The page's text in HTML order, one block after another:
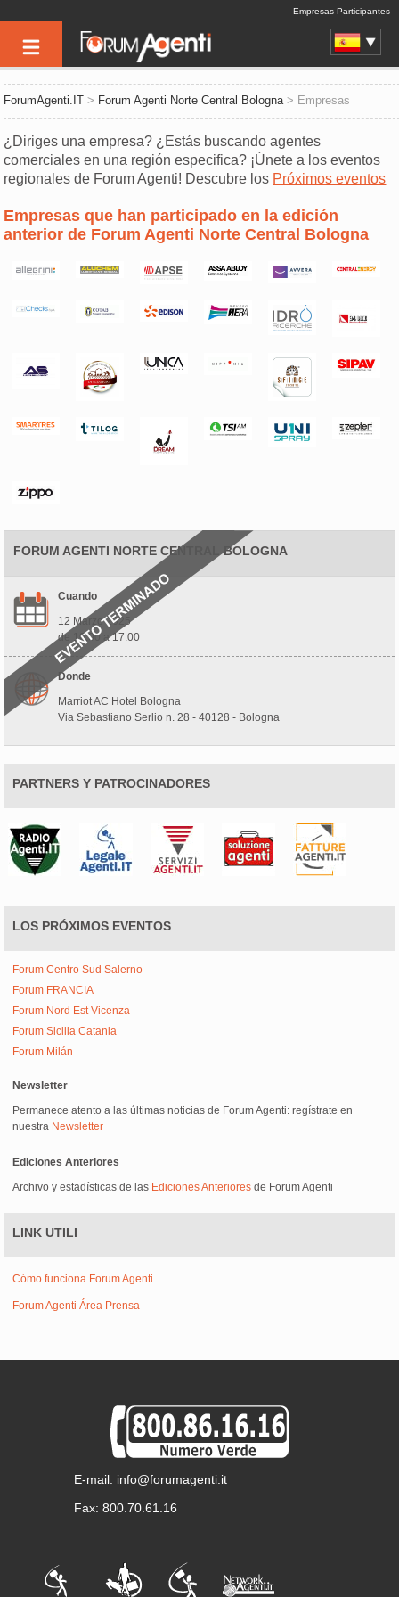
Empresas Participantes
ForumAgenti.IT > Forum Agenti Norte Central Bologna> Empresas
¿Diriges una empresa? ¿Estás buscando agentes
comerciales en una región especifica? ¡Únete a los eventos
regionales de Forum Agenti! Descubre los Próximos eventos
Empresas que han participado en la edición
anterior de Forum Agenti Norte Central Bologna
FORUM AGENTI NORTE CENTRAL BOLOGNA
Cuando
12 Marzo 2025
de 10:00 a 17:00
Donde
Marriot AC Hotel Bologna
Via Sebastiano Serlio n. 28 - 40128 - Bologna
PARTNERS Y PATROCINADORES
LOS PRÓXIMOS EVENTOS
Forum Centro Sud Salerno
Forum FRANCIA
Forum Nord Est Vicenza
Forum Sicilia Catania
Forum Milán
Newsletter
Permanece atento a las últimas noticias de Forum Agenti: regístrate en
nuestra Newsletter
Ediciones Anteriores
Archivo y estadísticas de las Ediciones Anteriores de Forum Agenti
LINK UTILI
Cómo funciona Forum Agenti
Forum Agenti Área Prensa
E-mail: info@forumagenti.it
Fax: 800.70.61.16